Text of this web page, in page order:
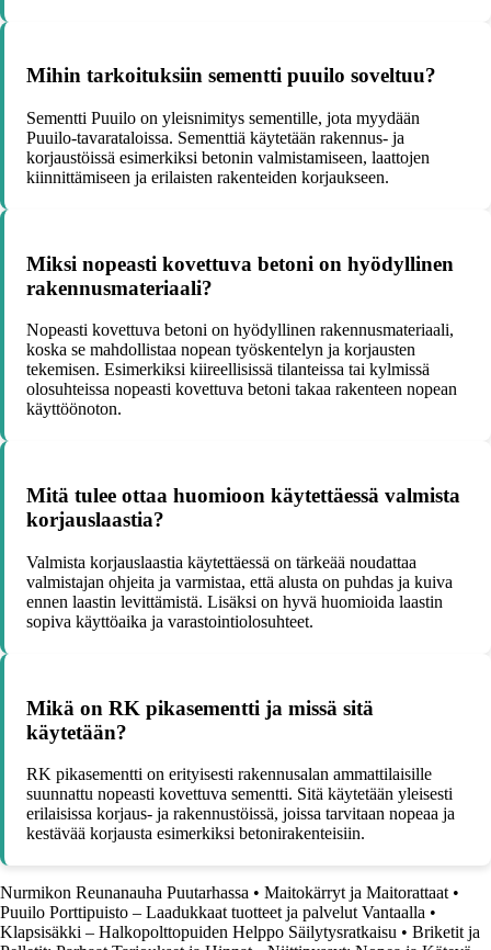
Mihin tarkoituksiin sementti puuilo soveltuu?
Sementti Puuilo on yleisnimitys sementille, jota myydään
Puuilo-tavarataloissa. Sementtiä käytetään rakennus- ja
korjaustöissä esimerkiksi betonin valmistamiseen, laattojen
kiinnittämiseen ja erilaisten rakenteiden korjaukseen.
Miksi nopeasti kovettuva betoni on hyödyllinen
rakennusmateriaali?
Nopeasti kovettuva betoni on hyödyllinen rakennusmateriaali,
koska se mahdollistaa nopean työskentelyn ja korjausten
tekemisen. Esimerkiksi kiireellisissä tilanteissa tai kylmissä
olosuhteissa nopeasti kovettuva betoni takaa rakenteen nopean
käyttöönoton.
Mitä tulee ottaa huomioon käytettäessä valmista
korjauslaastia?
Valmista korjauslaastia käytettäessä on tärkeää noudattaa
valmistajan ohjeita ja varmistaa, että alusta on puhdas ja kuiva
ennen laastin levittämistä. Lisäksi on hyvä huomioida laastin
sopiva käyttöaika ja varastointiolosuhteet.
Mikä on RK pikasementti ja missä sitä
käytetään?
RK pikasementti on erityisesti rakennusalan ammattilaisille
suunnattu nopeasti kovettuva sementti. Sitä käytetään yleisesti
erilaisissa korjaus- ja rakennustöissä, joissa tarvitaan nopeaa ja
kestävää korjausta esimerkiksi betonirakenteisiin.
Nurmikon Reunanauha Puutarhassa • Maitokärryt ja Maitorattaat •
Puuilo Porttipuisto – Laadukkaat tuotteet ja palvelut Vantaalla •
Klapsisäkki – Halkopolttopuiden Helppo Säilytysratkaisu • Briketit ja